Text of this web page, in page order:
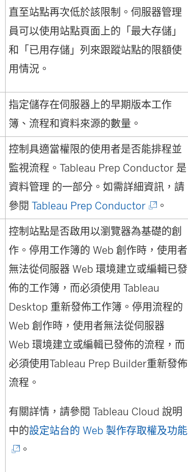
直至站點再次低於該限制。伺服器管理
員可以使用站點頁面上的「最大存儲」
和「已用存儲」列來跟蹤站點的限額使
用情況。
指定儲存在伺服器上的早期版本工作
簿、流程和資料來源的數量。
控制具適當權限的使用者是否能排程並
監視流程。Tableau Prep Conductor 是
資料管理 的一部分。如需詳細資訊，請
參閱Tableau Prep Conductor(
連
在
視
窗
開
啟
。
控制站點是否啟用以瀏覽器為基礎的創
作。停用工作簿的 Web 創作時，使用者
無法從伺服器 Web 環境建立或編輯已發
佈的工作簿，而必須使用 Tableau
Desktop 重新發佈工作簿。停用流程的
Web 創作時，使用者無法從伺服器
Web 環境建立或編輯已發佈的流程，而
必須使用Tableau Prep Builder重新發佈
流程。
有關詳情，請參閱 Tableau Cloud 說明
中的設定站台的 Web 製作存取權及功能
。